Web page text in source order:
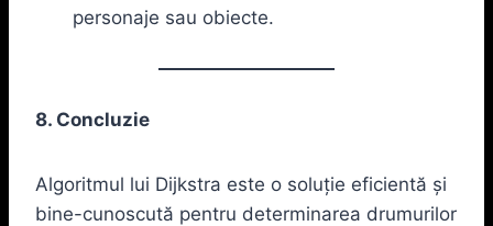
personaje sau obiecte.
8. Concluzie
Algoritmul lui Dijkstra este o soluție eficientă și
bine-cunoscută pentru determinarea drumurilor